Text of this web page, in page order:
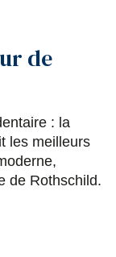
de
: la
les meilleurs
de Rothschild.